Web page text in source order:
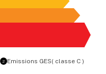
2 Emissions GES( classe C )